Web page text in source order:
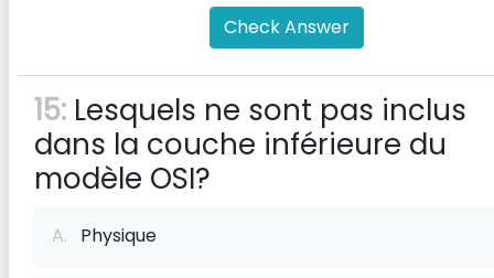
Check Answer
15: Lesquels ne sont pas inclus
dans la couche inférieure du
modèle OSI?
A. Physique